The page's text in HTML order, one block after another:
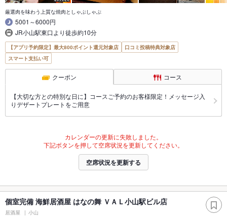
厳選肉を味わう上質な焼肉としゃぶしゃぶ
5001～6000円
JR小山駅東口より徒歩約10分
【アプリ予約限定】最大800ポイント還元対象店
口コミ投稿特典対象店
スマート支払い可
クーポン コース
【大切な方との特別な日に】コースご予約のお客様限定！メッセージ入
りデザートプレートをご用意
カレンダーの更新に失敗しました。
下記ボタンを押して空席状況を更新してください。
空席状況を更新する
個室完備 海鮮居酒屋 はなの舞 ＶＡＬ小山駅ビル店
居酒屋 小山